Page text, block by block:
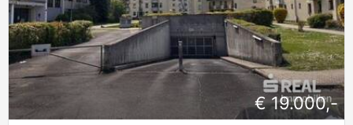
€ 19.000,-